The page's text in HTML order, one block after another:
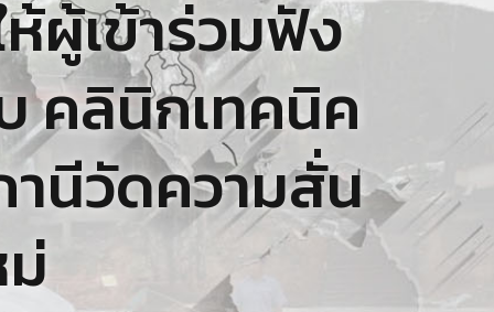
ผู้เข้าร่วมฟัง
คลินิกเทคนิค
นีวัดความสั่น